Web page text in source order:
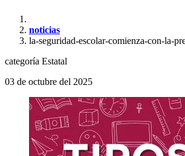
noticias
la-seguridad-escolar-comienza-con-la-
categoría Estatal
03 de octubre del 2025